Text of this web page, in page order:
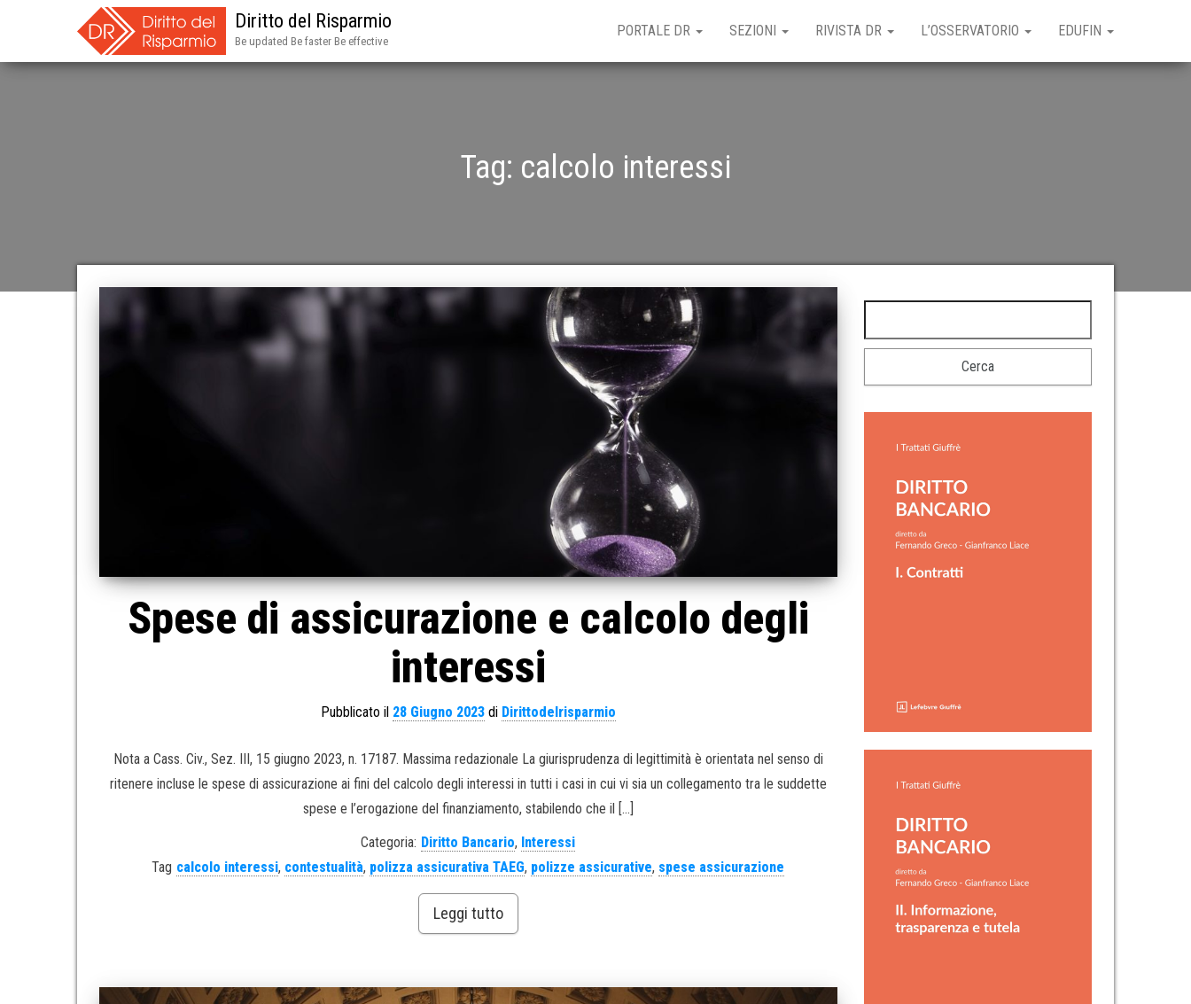
Diritto del Risparmio
Be updated Be faster Be effective
PORTALE DR SEZIONI RIVISTA DR L’OSSERVATORIO EDUFIN
Tag: calcolo interessi
Spese di assicurazione e calcolo degli
interessi
Pubblicato il 28 Giugno 2023di Dirittodelrisparmio
Nota a Cass. Civ., Sez. III, 15 giugno 2023, n. 17187. Massima redazionale La giurisprudenza di legittimità è orientata nel senso di
ritenere incluse le spese di assicurazione ai fini del calcolo degli interessi in tutti i casi in cui vi sia un collegamento tra le suddette
spese e l’erogazione del finanziamento, stabilendo che il […]
Categoria: Diritto Bancario, Interessi
Tag calcolo interessi, contestualità, polizza assicurativa TAEG, polizze assicurative, spese assicurazione
Leggi tutto